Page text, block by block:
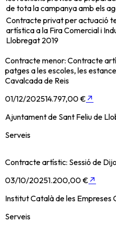
de tota la campanya amb els
Contracte privat per actuació
artística a la Fira Comercial i
Llobregat 2019
Contracte menor: Contracte
patges a les escoles, les
Cavalcada de Reis
01/12/202514.797,00 € ↗
Ajuntament de Sant Feliu de
Serveis
Contracte artístic: Sessió de
03/10/20251.200,00 € ↗
Institut Català de les Empreses
Serveis